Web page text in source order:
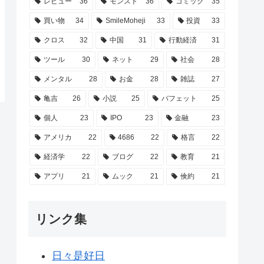
買い物 34 SmileMoheji 33 投資 33
クロス 32 中国 31 行動経済 31
ツール 30 ネット 29 社会 28
メンタル 28 お金 28 雑誌 27
亀吉 26 小説 25 バフェット 25
個人 23 IPO 23 金融 23
アメリカ 22 4686 22 格言 22
経済学 22 ブログ 22 教育 21
アプリ 21 ムック 21 倹約 21
リンク集
日々是好日